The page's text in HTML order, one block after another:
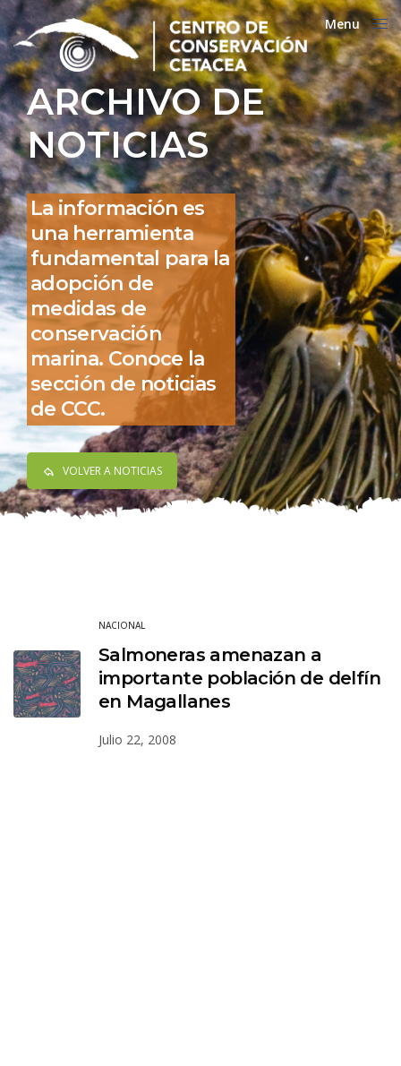
ARCHIVO DE
NOTICIAS
La información es
una herramienta
fundamental para la
adopción de
medidas de
conservación
marina. Conoce la
sección de noticias
de CCC.
VOLVER A NOTICIAS
Menu
Close
NACIONAL
Salmoneras amenazan a
importante población de delfín
en Magallanes
Julio 22, 2008